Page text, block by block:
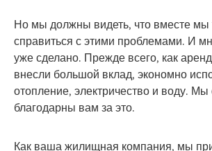
Но мы должны видеть, что вместе
справиться с этими проблемами. И
уже сделано. Прежде всего, как
внесли большой вклад, экономно
отопление, электричество и воду. Мы
благодарны вам за это.
Как ваша жилищная компания, мы